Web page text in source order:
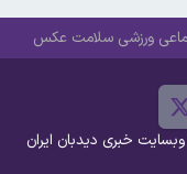
ورزشی سلامت عکس
خبری دیدبان ایران